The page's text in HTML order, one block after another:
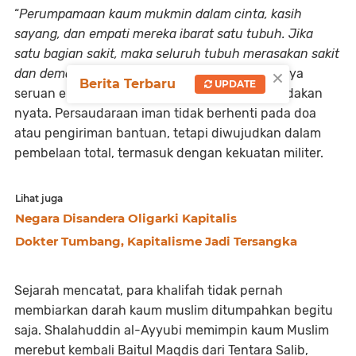
“Perumpamaan kaum mukmin dalam cinta, kasih
sayang, dan empati mereka ibarat satu tubuh. Jika
satu bagian sakit, maka seluruh tubuh merasakan sakit
dan demam
.” (HR. Muslim). Hadis ini bukan hanya
seruan empati, melainkan dorongan untuk tindakan
nyata. Persaudaraan iman tidak berhenti pada doa
atau pengiriman bantuan, tetapi diwujudkan dalam
pembelaan total, termasuk dengan kekuatan militer.
Lihat juga
Negara Disandera Oligarki Kapitalis
Dokter Tumbang, Kapitalisme Jadi Tersangka
Sejarah mencatat, para khalifah tidak pernah
membiarkan darah kaum muslim ditumpahkan begitu
saja. Shalahuddin al-Ayyubi memimpin kaum Muslim
merebut kembali Baitul Maqdis dari Tentara Salib,
×
Berita Terbaru UPDATE